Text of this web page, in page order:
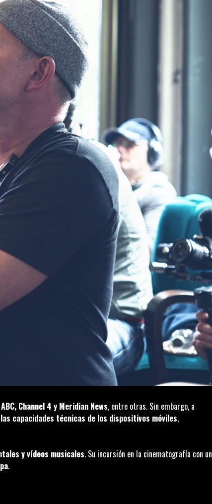
Channel 4 y Meridian News, entre otras. Sin embargo, a
capacidades técnicas de los dispositivos móviles,
y vídeos musicales. Su incursión en la cinematografía con un
.